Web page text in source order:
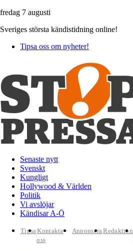
fredag 7 augusti
Sveriges största kändistidning online!
Tipsa oss om nyheter!
Senaste nytt
Svenskt
Kungligt
Hollywood & Världen
Politik
Vi avslöjar
Kändisar A-Ö
TipsaKontakta
oss
AnnonseraRedaktion